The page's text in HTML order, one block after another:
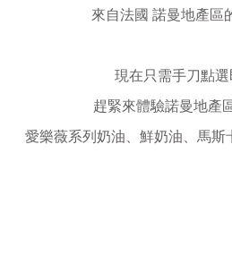
來自法國 諾曼地產區
現在只需手刀點
趕緊來體驗諾曼地產
愛樂薇系列奶油、鮮奶油、馬